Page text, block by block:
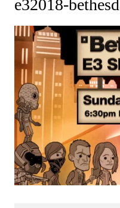
e32018-